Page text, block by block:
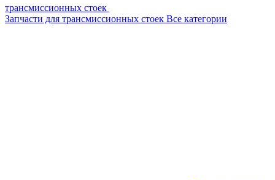
трансмиссионных стоек
Запчасти для трансмиссионных стоек Все категории